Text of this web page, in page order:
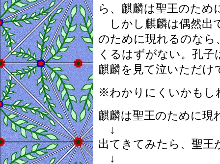
ら、麒麟は聖王のた
しかし麒麟は偶然出
のために現れるのなら
くるはずがない。孔
麒麟を見て泣いただけ
※わかりにくいかもし
麒麟は聖王のために現
↓
出てきてみたら、聖王
↓